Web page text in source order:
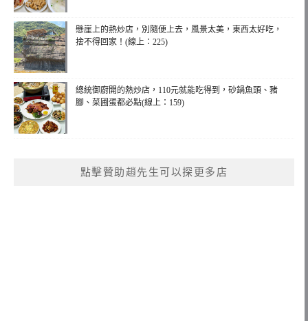
懸崖上的熱炒店，別隨便上去，風景太美，東西太好吃，
捨不得回家！(線上：225)
總統御廚開的熱炒店，110元就能吃得到，砂鍋魚頭、豬
腳、菜圃蛋都必點(線上：159)
點擊贊助趙先生可以探更多店